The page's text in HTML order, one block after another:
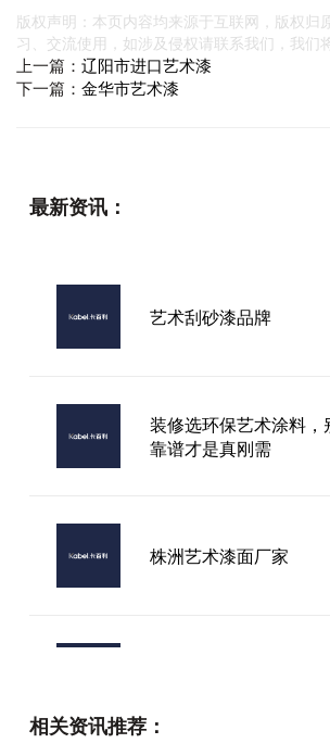
版权声明：本页内容均来源于互联网，版权归
习、交流使用，如涉及侵权请联系我们，我们
上一篇： 辽阳市进口艺术漆
下一篇： 金华市艺术漆
最新资讯：
艺术刮砂漆品牌
装修选环保艺术涂料，
靠谱才是真刚需
株洲艺术漆面厂家
相关资讯推荐：